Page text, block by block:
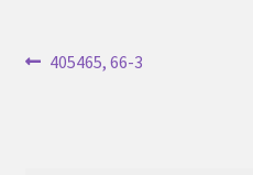
Inläggsnavigering
Föregående
405465, 66-3